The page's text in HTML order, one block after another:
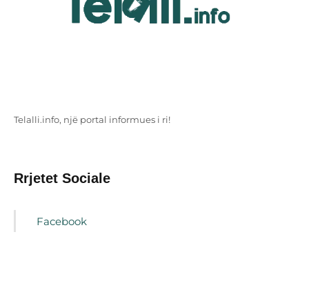
Telalli.info, një portal informues i ri!
Rrjetet Sociale
Facebook